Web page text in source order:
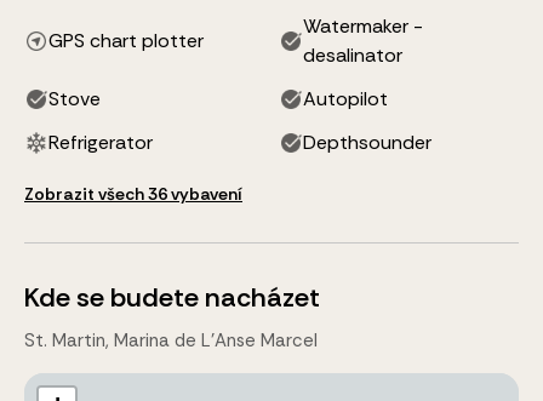
GPS chart plotter
Watermaker -
desalinator
Stove
Autopilot
Refrigerator
Depthsounder
Zobrazit všech 36 vybavení
Kde se budete nacházet
St. Martin, Marina de L'Anse Marcel